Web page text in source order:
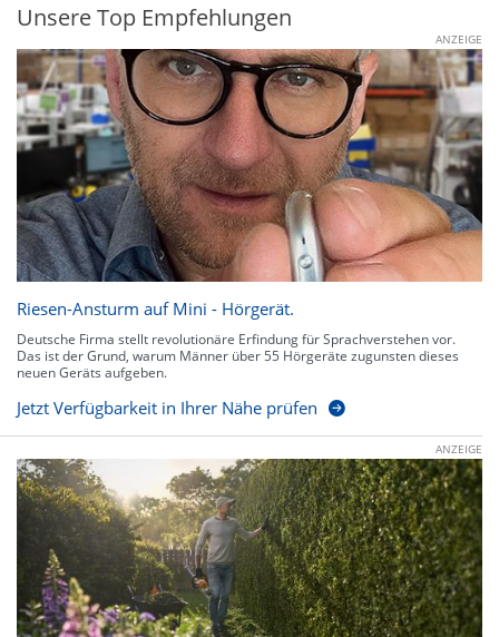
Unsere Top Empfehlungen
ANZEIGE
Riesen-Ansturm auf Mini - Hörgerät.
Deutsche Firma stellt revolutionäre Erfindung für Sprachverstehen vor.
Das ist der Grund, warum Männer über 55 Hörgeräte zugunsten dieses
neuen Geräts aufgeben.
Jetzt Verfügbarkeit in Ihrer Nähe prüfen
ANZEIGE